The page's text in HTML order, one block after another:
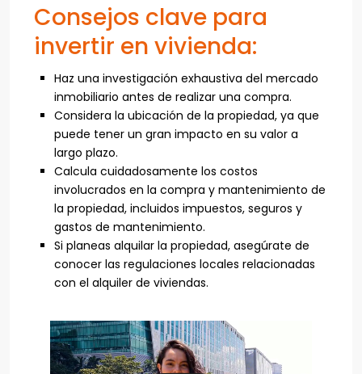
Consejos clave para
invertir en vivienda:
Haz una investigación exhaustiva del mercado
inmobiliario antes de realizar una compra.
Considera la ubicación de la propiedad, ya que
puede tener un gran impacto en su valor a
largo plazo.
Calcula cuidadosamente los costos
involucrados en la compra y mantenimiento de
la propiedad, incluidos impuestos, seguros y
gastos de mantenimiento.
Si planeas alquilar la propiedad, asegúrate de
conocer las regulaciones locales relacionadas
con el alquiler de viviendas.